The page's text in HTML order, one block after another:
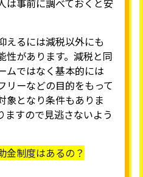
えるには減税以外にも
性があります。減税と同
ムではなく基本的には
リーなどの目的をもって
象となり条件もありま
ますので見逃さないよう
金制度はあるの？